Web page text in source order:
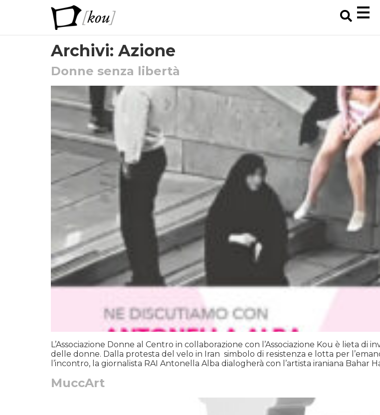
Archivi: Azione
Donne senza libertà
L’Associazione Donne al Centro in collaborazione con l’Associazione Kou è lieta
delle donne. Dalla protesta del velo in Iran simbolo di resistenza e lotta per
l’incontro, la giornalista RAI Antonella Alba dialogherà con l’artista iraniana Bahar
MuccArt